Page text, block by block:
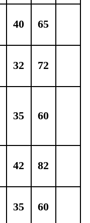
40 65
32 72
35 60
42 82
35 60